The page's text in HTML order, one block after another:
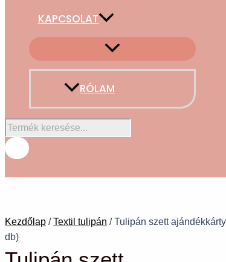
KAPCSOLAT
RÓLAM
Kezdőlap /Textil tulipán / Tulipán szett
db)